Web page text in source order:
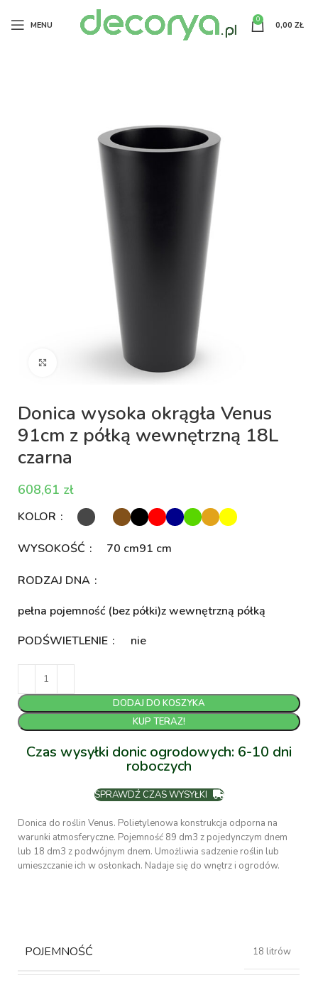
MENU
0
0,00 ZŁ
Kliknij aby powiększyć
Donica wysoka okrągła Venus
91cm z półką wewnętrzną 18L
czarna
zł
KOLOR
WYSOKOŚĆ 70 cm91 cm
RODZAJ DNA
pełna pojemność (bez półki)z wewnętrzną półką
PODŚWIETLENIE
nie
DODAJ DO KOSZYKA
KUP TERAZ!
Czas wysyłki donic ogrodowych: 6-10 dni
roboczych
SPRAWDŹ CZAS WYSYŁKI
Donica do roślin Venus. Polietylenowa konstrukcja odporna na
warunki atmosferyczne. Pojemność 89 dm3 z pojedynczym dnem
lub 18 dm3 z podwójnym dnem. Umożliwia sadzenie roślin lub
umieszczanie ich w osłonkach. Nadaje się do wnętrz i ogrodów.
POJEMNOŚĆ 18 litrów